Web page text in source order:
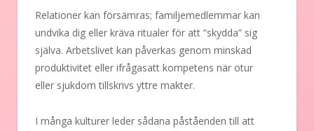
Relationer kan försämras; familjemedlemmar kan
undvika dig eller kräva ritualer för att “skydda” sig
själva. Arbetslivet kan påverkas genom minskad
produktivitet eller ifrågasatt kompetens när otur
eller sjukdom tillskrivs yttre makter.
I många kulturer leder sådana påståenden till att